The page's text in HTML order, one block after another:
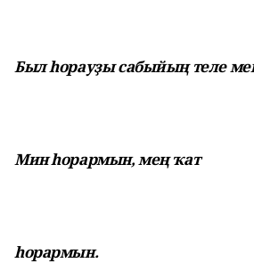
Был һорауҙы сабыйың теле
Мин һорармын, мең ҡат
һорармын.